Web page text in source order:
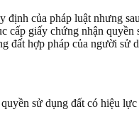
định của pháp luật nhưng
cấp giấy chứng nhận
đất hợp pháp của người sử
sử dụng đất có hiệu lực